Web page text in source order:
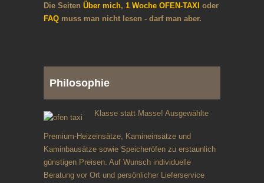
Die Seiten Über mich, 1 Woche OFEN-TAXI oder
FAQ muss man nicht lesen - darf man aber.
Philosophie
Klasse statt Masse! Ausgewählte
Premium-Heizeinsätze, Kamineinsätze und
Kaminbausätze sowie Speicheröfen zu erstaunlich
günstigen Preisen. Auf Wunsch individuelle
Beratung vor Ort und persönlicher Lieferservice